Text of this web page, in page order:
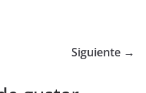
Siguiente →